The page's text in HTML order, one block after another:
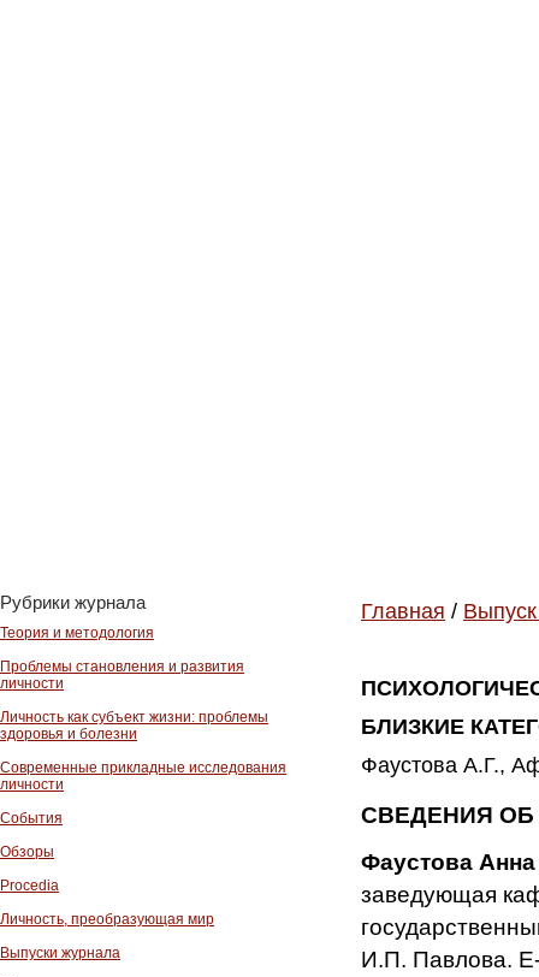
Рубрики журнала
Теория и методология
Проблемы становления и развития
личности
Личность как субъект жизни: проблемы
здоровья и болезни
Современные прикладные исследования
личности
События
Обзоры
Procedia
Личность, преобразующая мир
Выпуски журнала
Главная /
БЛИЗКИЕ
Фаустова А.Г.,
СВЕДЕНИЯ ОБ
Фаустова
заведующая
И.П. Павлова.